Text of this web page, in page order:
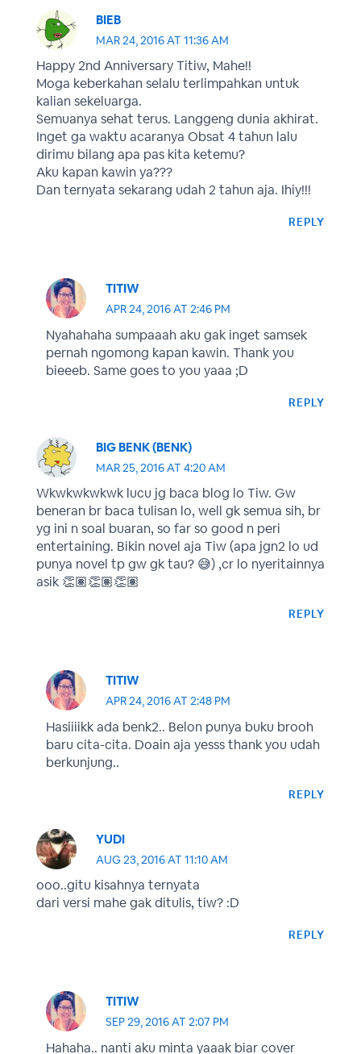
BIEB
MAR 24, 2016 AT 11:36 AM
Happy 2nd Anniversary Titiw, Mahe!!
Moga keberkahan selalu terlimpahkan untuk
kalian sekeluarga.
Semuanya sehat terus. Langgeng dunia akhirat.
Inget ga waktu acaranya Obsat 4 tahun lalu
dirimu bilang apa pas kita ketemu?
Aku kapan kawin ya???
Dan ternyata sekarang udah 2 tahun aja. Ihiy!!!
REPLY
TITIW
APR 24, 2016 AT 2:46 PM
Nyahahaha sumpaaah aku gak inget samsek
pernah ngomong kapan kawin. Thank you
bieeeb. Same goes to you yaaa ;D
REPLY
BIG BENK (BENK)
MAR 25, 2016 AT 4:20 AM
Wkwkwkwkwk lucu jg baca blog lo Tiw. Gw
beneran br baca tulisan lo, well gk semua sih, br
yg ini n soal buaran, so far so good n peri
entertaining. Bikin novel aja Tiw (apa jgn2 lo ud
punya novel tp gw gk tau? 😅) ,cr lo nyeritainnya
asik 👏🏽👏🏽👏🏽
REPLY
TITIW
APR 24, 2016 AT 2:48 PM
Hasiiiikk ada benk2.. Belon punya buku brooh
baru cita-cita. Doain aja yesss thank you udah
berkunjung..
REPLY
YUDI
AUG 23, 2016 AT 11:10 AM
ooo..gitu kisahnya ternyata
dari versi mahe gak ditulis, tiw? :D
REPLY
TITIW
SEP 29, 2016 AT 2:07 PM
Hahaha.. nanti aku minta yaaak biar cover